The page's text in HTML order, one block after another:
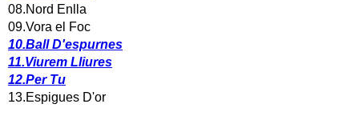
08.Nord Enlla
09.Vora el Foc
10.Ball D'espurnes
11.Viurem Lliures
12.Per Tu
13.Espigues D'or